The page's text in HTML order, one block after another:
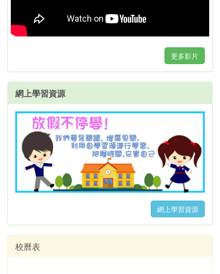
更多影片
網上學習資源
網上學習資源
校曆表